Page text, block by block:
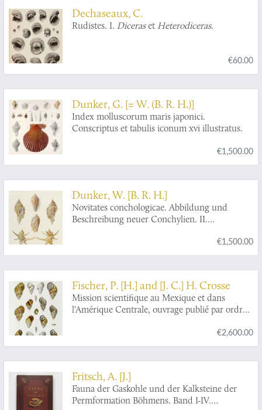
Dechaseaux, C.
Rudistes. I. Diceraset Heterodiceras.
€60.00
Dunker, G. [= W. (B. R. H.)]
Index molluscorum maris japonici.
Conscriptus et tabulis iconum xvi illustratus.
€1,500.00
Dunker, W. [B. R. H.]
Novitates conchologicae. Abbildung und
Beschreibung neuer Conchylien. II.
€1,500.00
Fischer, P. [H.] and [J. C.] H. Crosse
Mission scientifique au Mexique et dans
l'Amérique Centrale, ouvrage publié par ordre
zoologiques pour servir à l'histoire de la faune
Septième Partie. Études sur les mollusques
terrestres et fluviatiles du Mexique et du
Guatemala.
€2,600.00
Fritsch, A. [J.]
Fauna der Gaskohle und der Kalksteine der
Permformation Böhmens. Band I-IV.